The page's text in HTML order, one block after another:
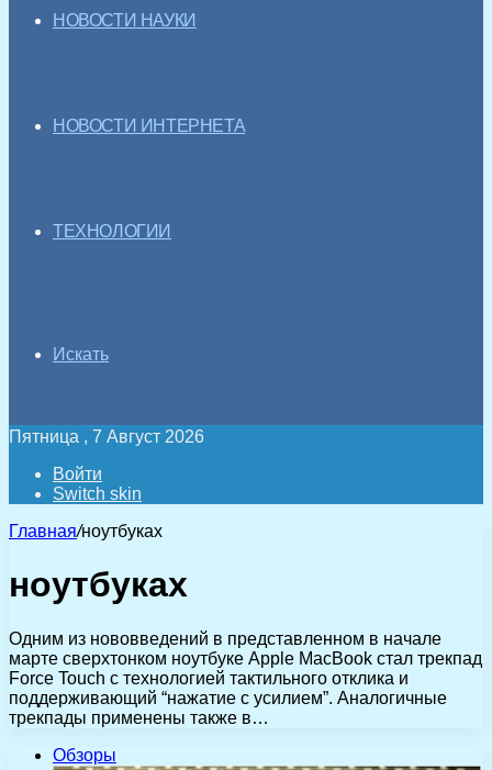
НОВОСТИ НАУКИ
НОВОСТИ ИНТЕРНЕТА
ТЕХНОЛОГИИ
Искать
Пятница , 7 Август 2026
Войти
Switch skin
Главная/ноутбуках
ноутбуках
Одним из нововведений в представленном в начале
марте сверхтонком ноутбуке Apple MacBook стал трекпад
Force Touch с технологией тактильного отклика и
поддерживающий “нажатие с усилием”. Аналогичные
трекпады применены также в…
Обзоры